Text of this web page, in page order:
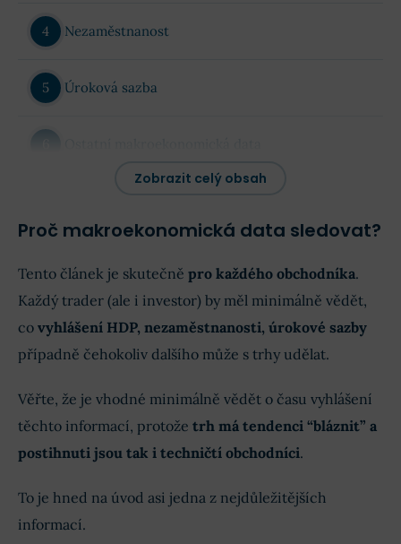
Nezaměstnanost
Úroková sazba
FAQs - Na co se nejčastěji ptáte?
Zobrazit celý obsah
Proč makroekonomická data sledovat?
Tento článek je skutečně pro každého obchodníka.
Každý trader (ale i investor) by měl minimálně vědět,
co vyhlášení HDP, nezaměstnanosti, úrokové sazby
případně čehokoliv dalšího může s trhy udělat.
Věřte, že je vhodné minimálně vědět o času vyhlášení
těchto informací, protože trh má tendenci “bláznit” a
postihnuti jsou tak i techničtí obchodníci.
To je hned na úvod asi jedna z nejdůležitějších
informací.